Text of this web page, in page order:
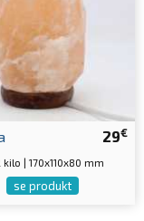
29€
kilo | 170x110x80 mm
se produkt